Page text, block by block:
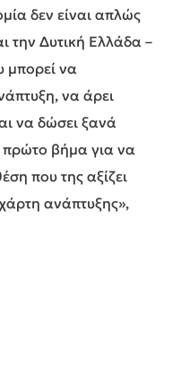
δεν είναι απλώς
την Δυτική Ελλάδα –
μπορεί να
να άρει
να δώσει ξανά
πρώτο βήμα για να
που της αξίζει
ανάπτυξης»,